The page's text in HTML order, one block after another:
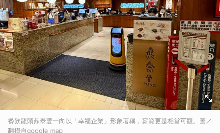
餐飲龍頭鼎泰豐一向以「幸福企業」形象著稱，薪資更是相當可觀。圖／
翻攝自google map